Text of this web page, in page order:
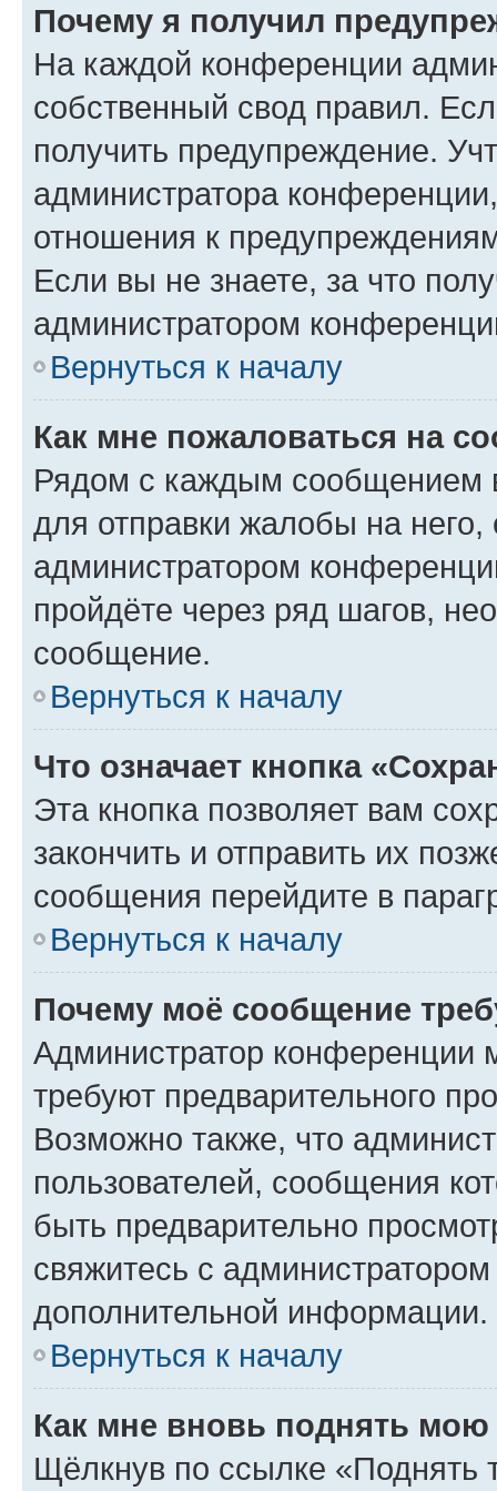
Почему я получил
На каждой конференции
собственный свод правил.
получить предупреждение.
администратора
отношения к
Если вы не знаете, за что
администратором
Вернуться к началу
Как мне пожаловаться на
Рядом с каждым сообщением
для отправки жалобы на
администратором
пройдёте через ряд шагов,
сообщение.
Вернуться к началу
Что означает кнопка
Эта кнопка позволяет вам
закончить и отправить их
сообщения перейдите в
Вернуться к началу
Почему моё сообщение
Администратор конференции
требуют предварительного
Возможно также, что
пользователей, сообщения
быть предварительно
свяжитесь с
дополнительной информации.
Вернуться к началу
Как мне вновь поднять мою
Щёлкнув по ссылке «Поднять